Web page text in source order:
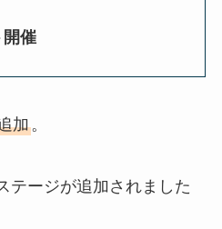
開催
加。
テージが追加されました